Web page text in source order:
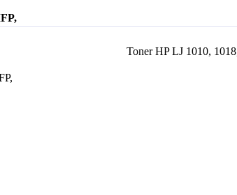
Toner HP LJ 1010,